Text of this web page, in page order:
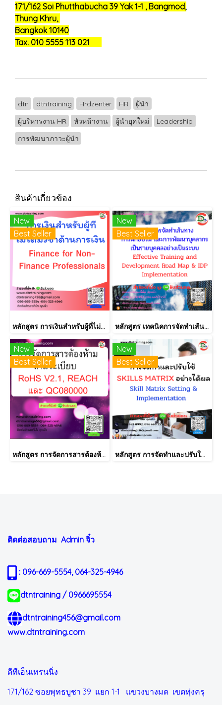
171/162 Soi Phutthabucha 39 Yak 1-1 , Bangmod,
Thung Khru,
Bangkok 10140
Tax. 010 5555 113 021
dtn dtntraining Hrdzenter HR
ผู้นำ
ผู้บริหารงาน HR
หัวหน้างาน ผู้นำยุคใหม่
Leadership
การพัฒนาภาวะผู้นำ
สินค้าเกี่ยวข้อง
New
Best Seller
หลักสูตร การเงินสำหรับผู้ที่ไม่ได้มีวิชาชีพด้านการเงิน (Finance for Non-Finance Professionals)
New
Best Seller
หลักสูตร เทคนิคการจัดทำเส้นทางการฝึกอบรม และการพัฒนาบุคลากร เป็นรายบุคคลอย่างเป็นระบบ Effective Training and Development Road Map & IDP Implementation
New
Best Seller
หลักสูตร การจัดการสารต้องห้ามตามระเบียบ RoHS V2.1, REACH และ QC080000
New
Best Seller
หลักสูตร การจัดทำและปรับใช้ SKILLS MATRIX อย่างได้ผล Skill Matrix Setting & Implementation
ติดต่อสอบถาม Admin จิ๋ว
: 096-669-5554, 064-325-4946
dtntraining / 0966695554
dtntraining456@gmail.com
www.dtntraining.com
ดีทีเอ็นเทรนนิ่ง
171/162 ซอยพุทธบูชา 39 แยก 1-1 แขวงบางมด เขตทุ่งครุ